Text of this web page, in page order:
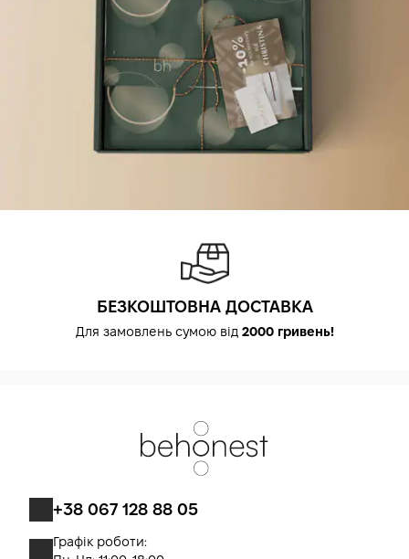
БЕЗКОШТОВНА ДОСТАВКА
Для замовлень сумою від 2000 гривень!
+38 067 128 88 05
Графік роботи: